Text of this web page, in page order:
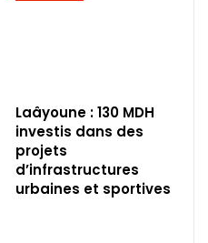
Laâyoune : 130 MDH
investis dans des
projets
d’infrastructures
urbaines et sportives